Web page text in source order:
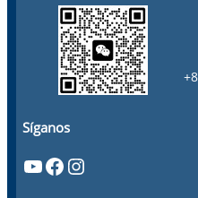
Síganos
YouTube Facebook Instagram